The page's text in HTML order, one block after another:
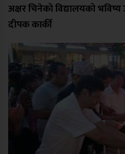
अक्षर चिनेको विद्यालयको
दीपक कार्की